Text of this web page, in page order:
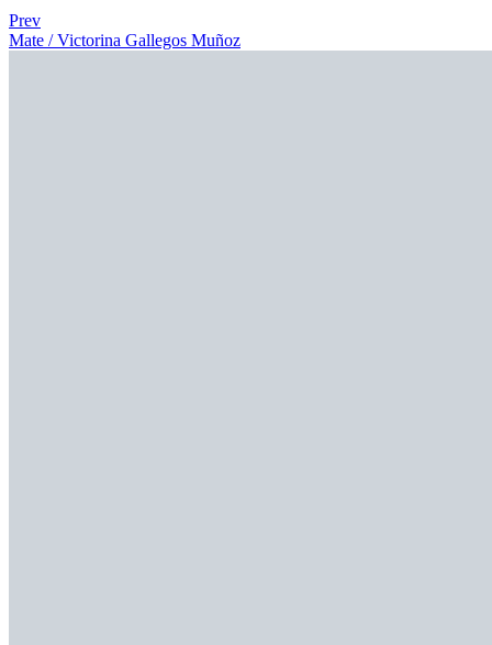
Prev
Mate / Victorina Gallegos Muñoz